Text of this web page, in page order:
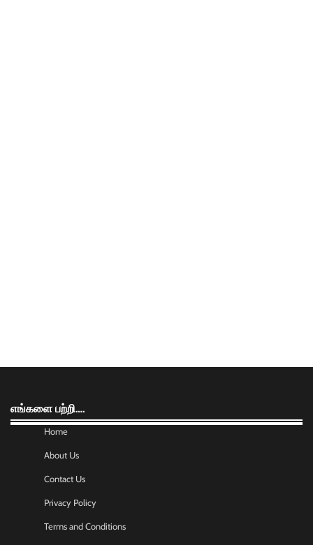
எங்களை பற்றி….
Home
About Us
Contact Us
Privacy Policy
Terms and Conditions